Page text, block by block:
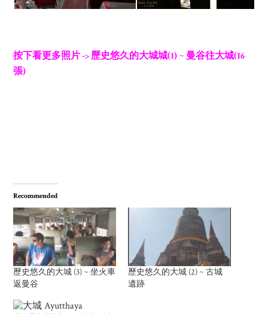
按下看更多照片 -> 歷史悠久的大城城(1) ~ 曼谷往大城(16
張)
Recommended
歷史悠久的大城 (3) ~ 坐火車
返曼谷
歷史悠久的大城 (2) ~ 古城
遺跡